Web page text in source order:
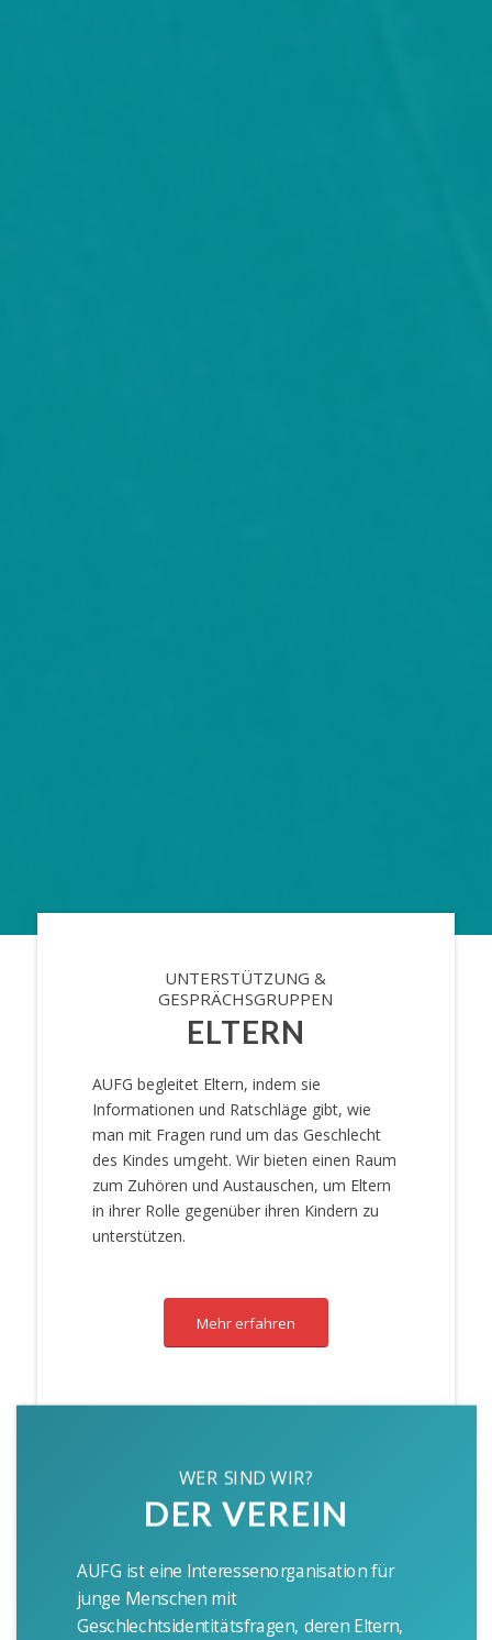
UNTERSTÜTZUNG &
GESPRÄCHSGRUPPEN
ELTERN
AUFG begleitet Eltern, indem sie
Informationen und Ratschläge gibt, wie
man mit Fragen rund um das Geschlecht
des Kindes umgeht. Wir bieten einen Raum
zum Zuhören und Austauschen, um Eltern
in ihrer Rolle gegenüber ihren Kindern zu
unterstützen.
Mehr erfahren
WER SIND WIR?
DER VEREIN
AUFG ist eine Interessenorganisation für
junge Menschen mit
Geschlechtsidentitätsfragen, deren Eltern,